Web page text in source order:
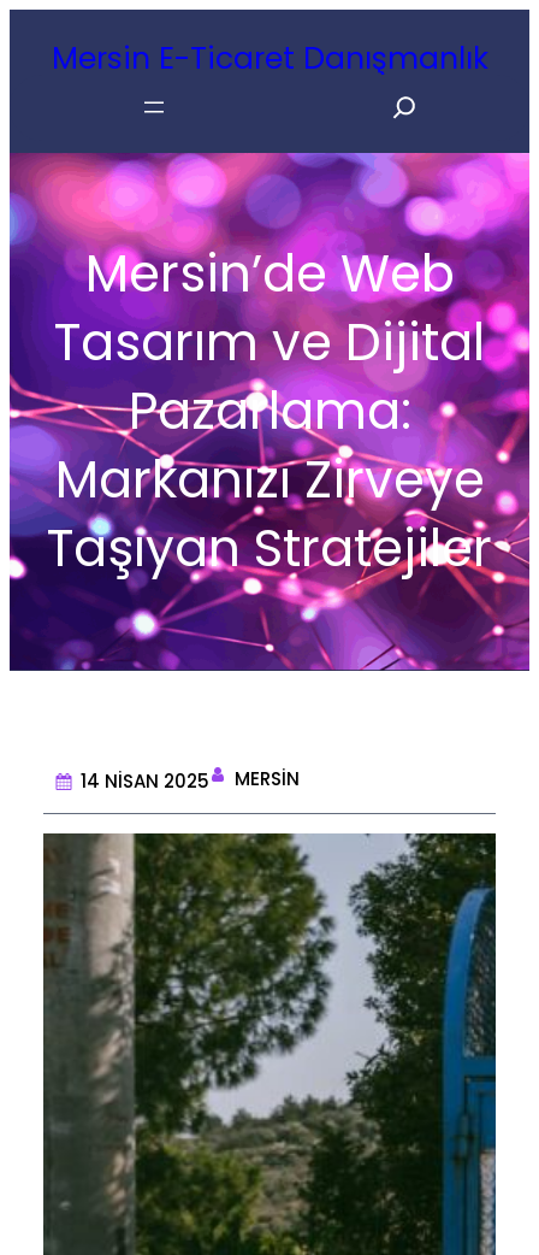
Mersin E-Ticaret Danışmanlık
Search
Mersin’de Web
Tasarım ve Dijital
Pazarlama:
Markanızı Zirveye
Taşıyan Stratejiler
14 NISAN 2025 MERSIN